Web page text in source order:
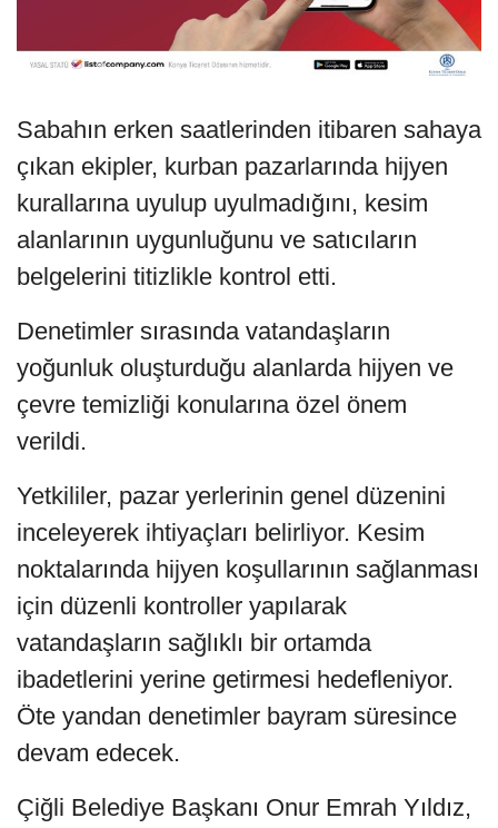
Sabahın erken saatlerinden itibaren sahaya
çıkan ekipler, kurban pazarlarında hijyen
kurallarına uyulup uyulmadığını, kesim
alanlarının uygunluğunu ve satıcıların
belgelerini titizlikle kontrol etti.
Denetimler sırasında vatandaşların
yoğunluk oluşturduğu alanlarda hijyen ve
çevre temizliği konularına özel önem
verildi.
Yetkililer, pazar yerlerinin genel düzenini
inceleyerek ihtiyaçları belirliyor. Kesim
noktalarında hijyen koşullarının sağlanması
için düzenli kontroller yapılarak
vatandaşların sağlıklı bir ortamda
ibadetlerini yerine getirmesi hedefleniyor.
Öte yandan denetimler bayram süresince
devam edecek.
Çiğli Belediye Başkanı Onur Emrah Yıldız,